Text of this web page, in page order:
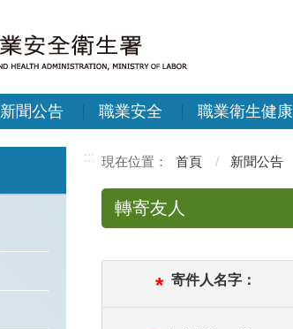
新聞公告 職業安全 職業衛生健康
::: 首頁 新聞公告
轉寄友人
* 寄件人名字：